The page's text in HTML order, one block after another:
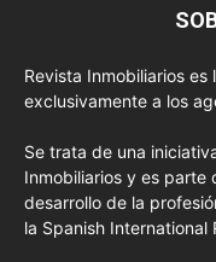
Revista Inmobiliarios
exclusivamente a los
Se trata de una
Inmobiliarios y es parte
desarrollo de la
la Spanish International